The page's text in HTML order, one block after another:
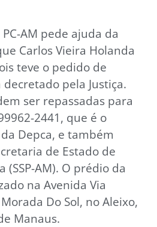
AM pede ajuda da
Carlos Vieira Holanda
teve o pedido de
pela Justiça.
ser repassadas para
2441, que é o
Depca, e também
de Estado de
(SSP-AM). O prédio da
na Avenida Via
Do Sol, no Aleixo,
Manaus.